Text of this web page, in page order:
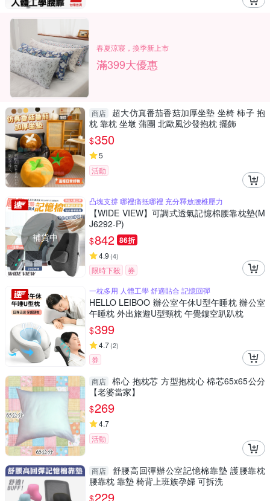
春夏涼寢，換季新上市
滿399大優惠
商店
超大仿真番茄香菇加厚坐墊 坐椅 柿子 抱
枕 靠枕 坐墩 蒲團 北歐風沙發抱枕 擺飾
$350
5
活動
補貨中
凸塊支撐 哪裡痛抵哪裡 充分釋放腰椎壓力
【WIDE VIEW】可調式透氣記憶棉腰靠枕墊(M
J6292-P)
$842 86折
4.9 (4)
限時下殺
券
一枕多用 人體工學 舒適貼合 記憶回彈
HELLO LEIBOO 辦公室午休U型午睡枕 辦公室
午睡枕 外出旅遊U型頸枕 午覺鏤空趴趴枕
$399
4.7(2)
券
商店 棉心 抱枕芯 方型抱枕心 棉芯65x65公分
【老婆當家】
$269
4.7
活動
商店
舒腰高回彈辦公室記憶棉靠墊 護腰靠枕
腰靠枕 靠墊 椅背上班族孕婦 可拆洗
$229